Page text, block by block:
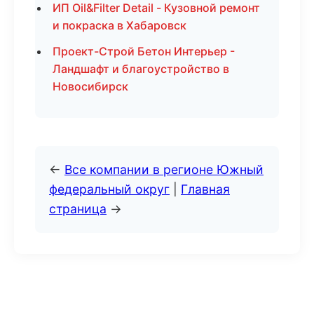
ИП Oil&Filter Detail - Кузовной ремонт
и покраска в Хабаровск
Проект-Строй Бетон Интерьер -
Ландшафт и благоустройство в
Новосибирск
← Все компании в регионе Южный
федеральный округ
Главная
страница →